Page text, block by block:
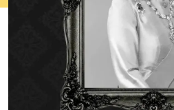
ผลลัพธ์การค้นหา dealhealjai